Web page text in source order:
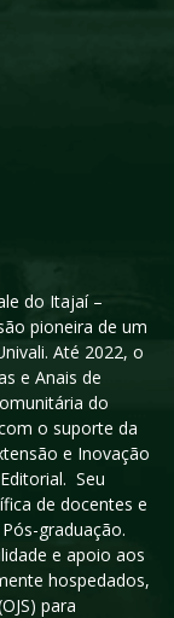
do Itajaí –
pioneira de um
Até 2022, o
e Anais de
do
o suporte da
e Inovação
Seu
de docentes e
graduação.
e apoio aos
hospedados,
para